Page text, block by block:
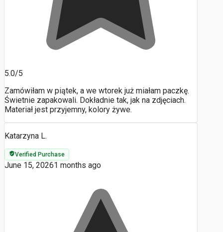
5.0/5
Zamówiłam w piątek, a we wtorek już miałam paczkę.
Świetnie zapakowali. Dokładnie tak, jak na zdjęciach.
Materiał jest przyjemny, kolory żywe.
Katarzyna L.
Verified Purchase
June 15, 20261 months ago